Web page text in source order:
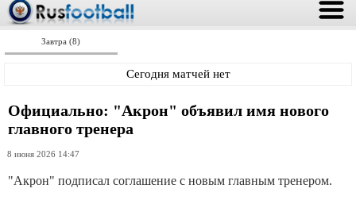
Завтра (8)
Сегодня матчей нет
Официально: "Акрон" объявил имя нового
главного тренера
8 июня 2026 14:47
"Акрон" подписал соглашение с новым главным тренером.